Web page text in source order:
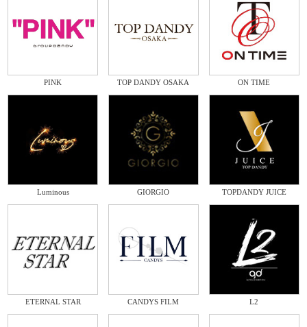
PINK TOP DANDY OSAKA ON TIME
Luminous GIORGIO TOPDANDY JUICE
ETERNAL STAR CANDYS FILM L2